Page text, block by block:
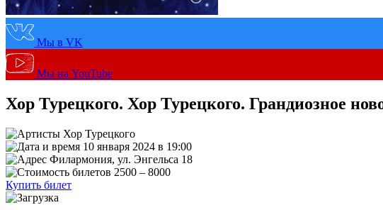
Мы в VK
Мы на YouTube
Хор Турецкого. Хор Турецкого. Грандиозное
Хор Турецкого
10 января 2024 в 19:00
Филармония, ул. Энгельса 18
2500 – 8000
Купить билет